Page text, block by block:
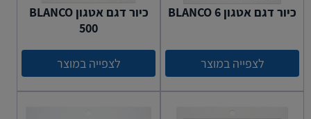
כיור דגם אטגון BLANCO 6
לצפייה במוצר
כיור דגם אטגון BLANCO
500
לצפייה במוצר